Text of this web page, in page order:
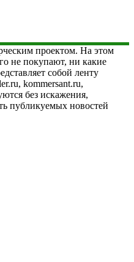
проектом. На этом
не покупают, ни какие
собой ленту
kommersant.ru,
без искажения,
публикуемых новостей